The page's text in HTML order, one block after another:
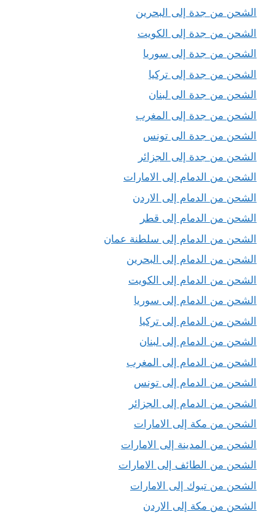
الشحن من جدة إلى البحرين
الشحن من جدة إلى الكويت
الشحن من جدة إلى سوريا
الشحن من جدة إلى تركيا
الشحن من جدة الى لبنان
الشحن من جدة إلى المغرب
الشحن من جدة الى تونس
الشحن من جدة إلى الجزائر
الشحن من الدمام إلى الامارات
الشحن من الدمام إلى الاردن
الشحن من الدمام إلى قطر
الشحن من الدمام إلى سلطنة عمان
الشحن من الدمام إلى البحرين
الشحن من الدمام إلى الكويت
الشحن من الدمام إلى سوريا
الشحن من الدمام إلى تركيا
الشحن من الدمام إلى لبنان
الشحن من الدمام إلى المغرب
الشحن من الدمام إلى تونس
الشحن من الدمام إلى الجزائر
الشحن من مكة إلى الامارات
الشحن من المدينة إلى الامارات
الشحن من الطائف إلى الامارات
الشحن من تبوك إلى الامارات
الشحن من مكة إلى الاردن